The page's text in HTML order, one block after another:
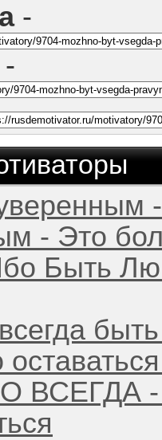
-
- Это
Быть
-